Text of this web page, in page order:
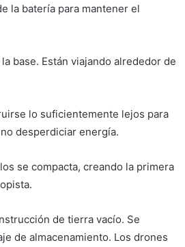
la batería para mantener el
base. Están viajando alrededor de
lo suficientemente lejos para
desperdiciar energía.
se compacta, creando la primera
de tierra vacío. Se
de almacenamiento. Los drones